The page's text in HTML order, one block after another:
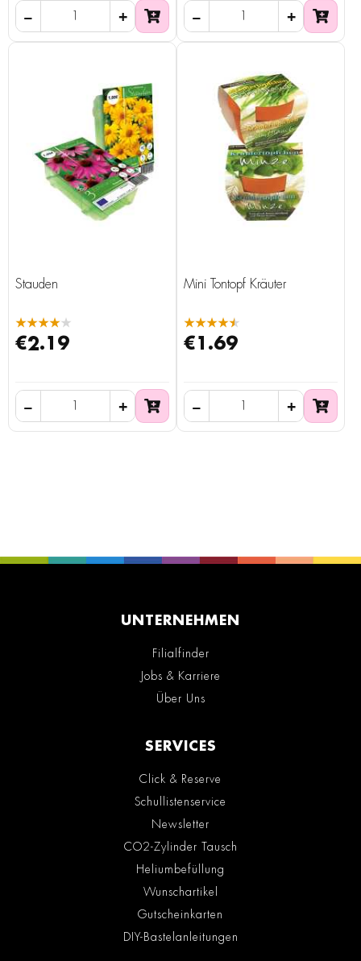
Stauden
★★★★★
€2.19
Mini Tontopf Kräuter
★★★★★
€1.69
UNTERNEHMEN
Filialfinder
Jobs & Karriere
Über Uns
SERVICES
Click & Reserve
Schullistenservice
Newsletter
CO2-Zylinder Tausch
Heliumbefüllung
Wunschartikel
Gutscheinkarten
DIY-Bastelanleitungen